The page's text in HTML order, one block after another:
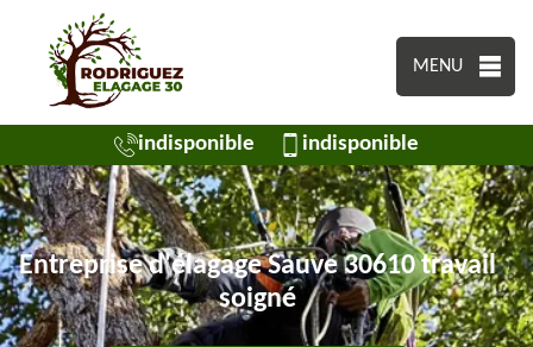
MENU
indisponible indisponible
Entreprise d'élagage Sauve 30610 travail
soigné